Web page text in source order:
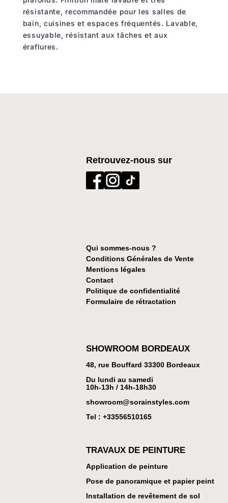
résistante, recommandée pour les salles de
bain, cuisines et espaces fréquentés. Lavable,
essuyable, résistant auxtâches et aux
éraflures.
Retrouvez-nous sur
Qui sommes-nous ?
Conditions Générales de Vente
Mentions légales
Contact
Politique de confidentialité
Formulaire de rétractation
SHOWROOM BORDEAUX
48, rue Bouffard 33300 Bordeaux
Du lundi au samedi
10h-13h / 14h-18h30
showroom@sorainstyles.com
Tel : +33556510165
TRAVAUX DE PEINTURE
Application de peinture
Pose de panoramique et papier peint
Installation de revêtement de sol